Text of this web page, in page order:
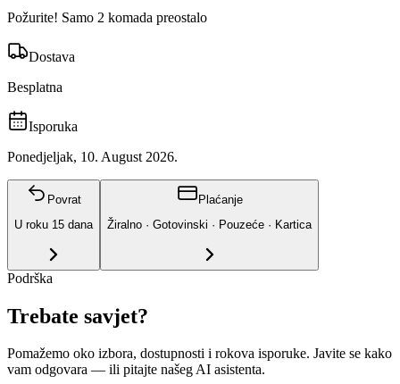
Požurite! Samo 2 komada preostalo
Dostava
Besplatna
Isporuka
Ponedjeljak, 10. August 2026.
Povrat
U roku 15 dana
Plaćanje
Žiralno · Gotovinski · Pouzeće · Kartica
Podrška
Trebate savjet?
Pomažemo oko izbora, dostupnosti i rokova isporuke. Javite se kako
vam odgovara — ili pitajte našeg AI asistenta.